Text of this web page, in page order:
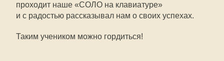
проходит наше «СОЛО на клавиатуре»
и с радостью рассказывал нам о своих успехах.
Таким учеником можно гордиться!